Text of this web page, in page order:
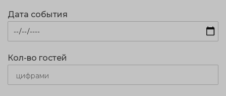
Дата события
Кол-во гостей